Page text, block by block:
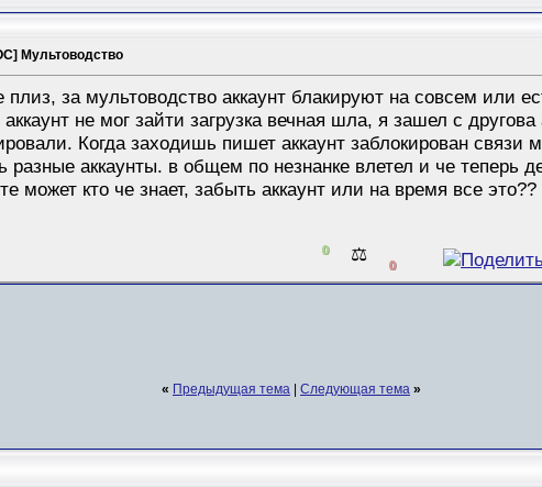
Мультоводство
плиз, за мультоводство аккаунт блакируют на совсем или
аккаунт не мог зайти загрузка вечная шла, я зашел с
Когда заходишь пишет аккаунт заблокирован связи
разные аккаунты. в общем по незнанке влетел и че
может кто че знает, забыть аккаунт или на время все это??
0 ⚖️ 0
« Предыдущая тема | Следующая тема »